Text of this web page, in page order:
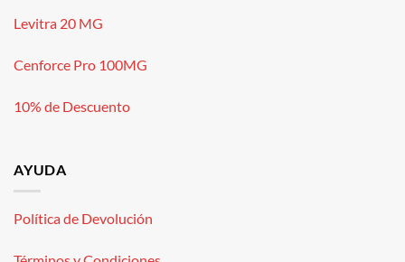
Levitra 20 MG
Cenforce Pro 100MG
10% de Descuento
AYUDA
Política de Devolución